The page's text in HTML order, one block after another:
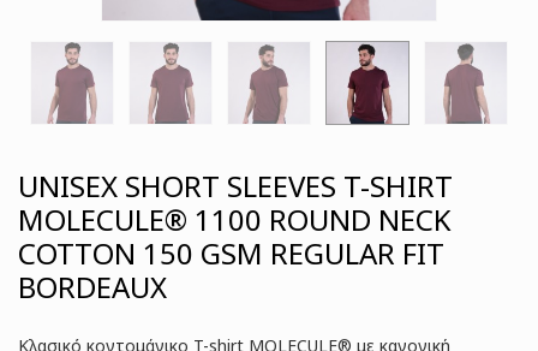
UNISEX SHORT SLEEVES T-SHIRT
MOLECULE® 1100 ROUND NECK
COTTON 150 GSM REGULAR FIT
BORDEAUX
Κλασικό κοντομάνικο T-shirt MOLECULE® με κανονική